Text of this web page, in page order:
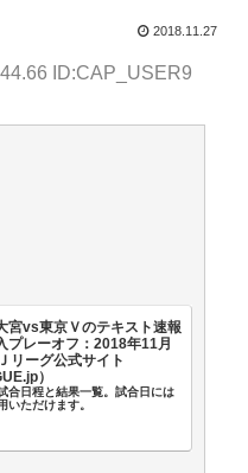
2018.11.27
ID:CAP_USER9
宮vs東京Ｖのテキスト速報
プレーオフ：2018年11月
リーグ公式サイト
）
合日程と結果一覧。試合日には
いただけます。